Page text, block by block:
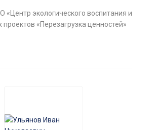
«Центр экологического воспитания и
проектов «Перезагрузка ценностей»